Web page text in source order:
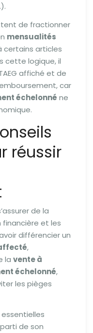
de fractionner
mensualités
certains articles
cette logique, il
affiché et de
car
échelonné ne
réussir
de la
et les
différencier un
,
la vente à
échelonné,
les pièges
de son